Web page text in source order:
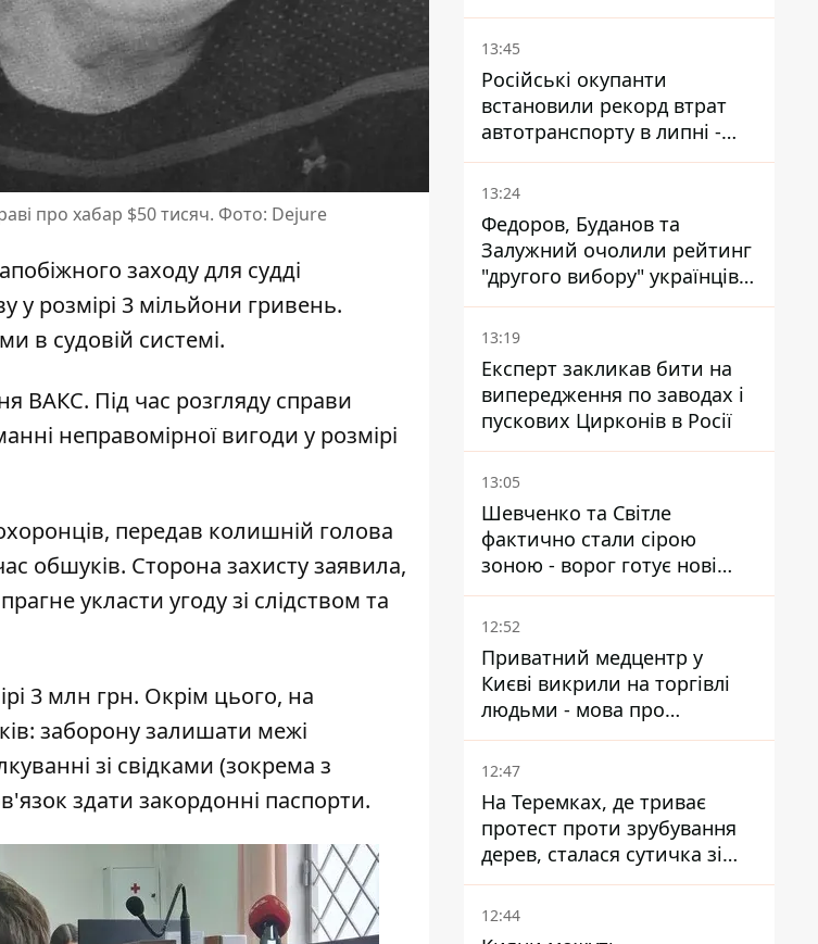
про хабар $50 тисяч. Фото: Dejure
заходу для судді
у розмірі 3 мільйони гривень.
в судовій системі.
ВАКС. Під час розгляду справи
неправомірної вигоди у розмірі
передав колишній голова
обшуків. Сторона захисту заявила,
укласти угоду зі слідством та
3 млн грн. Окрім цього, на
заборону залишати межі
зі свідками (зокрема з
здати закордонні паспорти.
призначення нової
гомельської бригади
13:45
Російські окупанти
встановили рекорд втрат
автотранспорту в липні -
майже 14 тисяч одиниць
13:24
Федоров, Буданов та
Залужний очолили рейтинг
"другого вибору" українців -
опитування показало
альтернативні симпатії
13:19
Експерт закликав бити на
випередження по заводах і
пускових Цирконів в Росії
13:05
Шевченко та Світле
фактично стали сірою
зоною - ворог готує нові
атаки на Добропільському
напрямку
12:52
Приватний медцентр у
Києві викрили на торгівлі
людьми - мова про
сурогатне материнство
12:47
На Теремках, де триває
протест проти зрубування
дерев, сталася сутичка зі
спецназом поліції
12:44